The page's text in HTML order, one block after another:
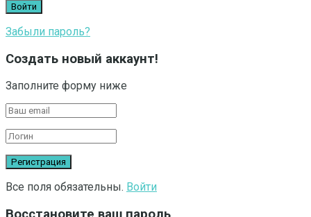
Забыли пароль?
Создать новый аккаунт!
Заполните форму ниже
Все поля обязательны. Войти